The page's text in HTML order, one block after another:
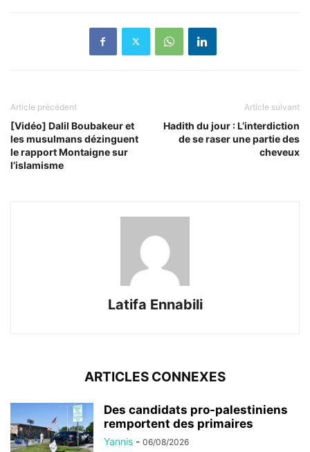
Article précédent
[Vidéo] Dalil Boubakeur et
les musulmans dézinguent
le rapport Montaigne sur
l’islamisme
Article suivant
Hadith du jour : L’interdiction
de se raser une partie des
cheveux
Latifa Ennabili
ARTICLES CONNEXES
Des candidats pro-palestiniens
remportent des primaires
Yannis - 06/08/2026